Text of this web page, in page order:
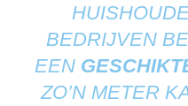
BEDRIJVEN
EEN
ZO’N METER